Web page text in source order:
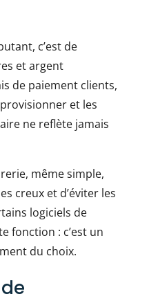
c’est de
et argent
de paiement clients,
et les
ne reflète jamais
même simple,
creux et d’éviter les
logiciels de
fonction : c’est un
du choix.